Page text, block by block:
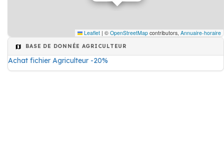
Leaflet | © OpenStreetMap contributors, Annuaire-horaire
BASE DE DONNÉE AGRICULTEUR
Achat fichier Agriculteur -20%